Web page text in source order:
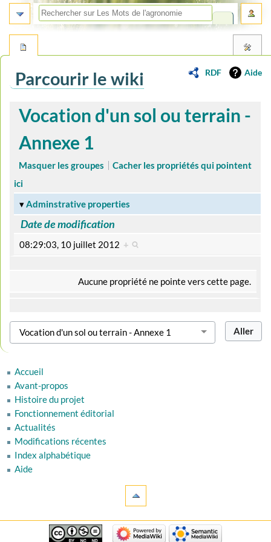
RDF Aide
Parcourir le wiki
Aller
navigation
Aller
recherche
Vocation d'un sol ou terrain -
Annexe 1
Masquer les groupes
Cacher les propriétés qui pointent
ici
Adminstrative properties
Date de modification
08:29:03, 10 juillet 2012 +
Aucune propriété ne pointe vers cette page.
Accueil
Avant-propos
Histoire du projet
Fonctionnement éditorial
Actualités
Modifications récentes
Index alphabétique
Aide